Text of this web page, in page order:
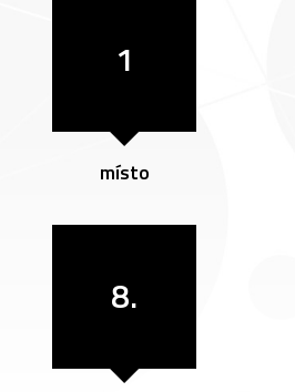
1
místo
8.